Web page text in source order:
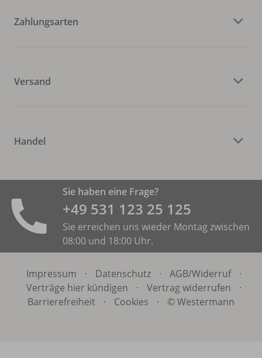
Zahlungsarten
Versand
Handel
Sie haben eine Frage?
+49 531 ­123 25 125
Sie erreichen uns wieder Montag zwischen
08:00 und 18:00 Uhr.
Impressum · Datenschutz · AGB/Widerruf
·
Verträge hier kündigen
· Vertrag widerrufen
·
Barrierefreiheit
· Cookies · © Westermann